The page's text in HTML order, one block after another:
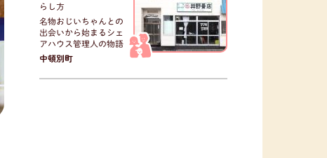
らし方
名物おじいちゃんとの
出会いから始まるシェ
アハウス管理人の物語
中頓別町